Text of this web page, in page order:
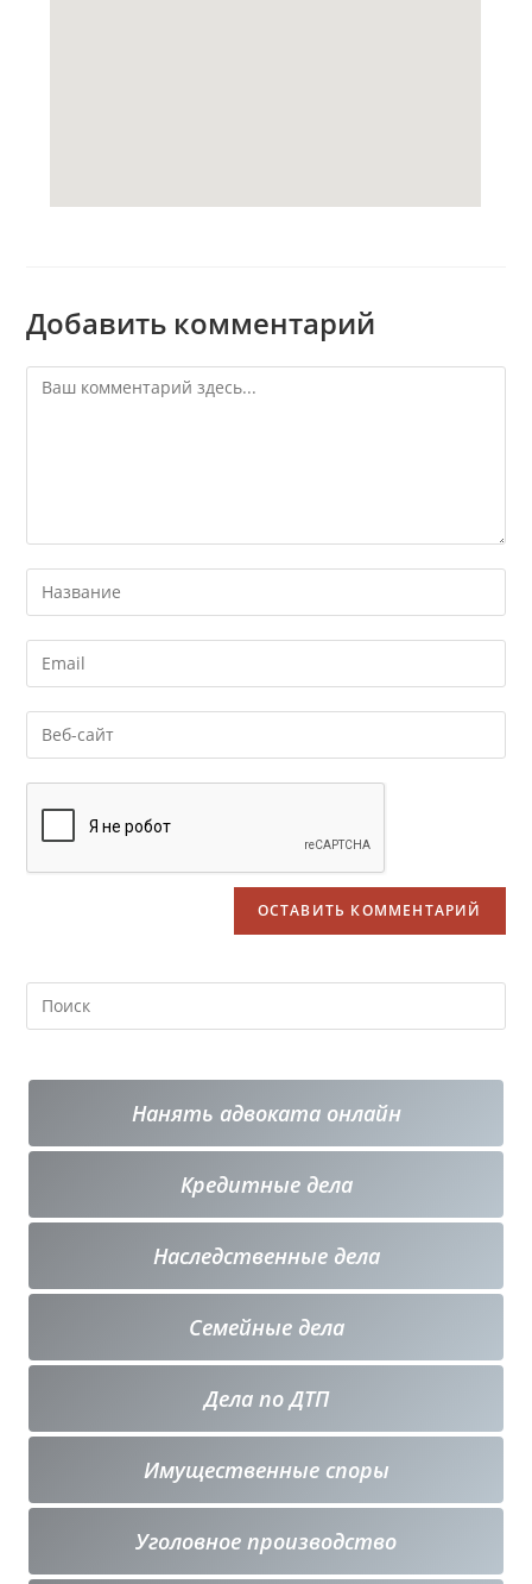
Добавить комментарий
Нанять адвоката онлайн
Кредитные дела
Наследственные дела
Семейные дела
Дела по ДТП
Имущественные споры
Уголовное производство